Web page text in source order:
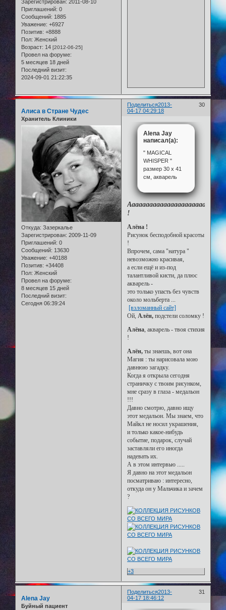
Зарегистрирован: 2011-08-10
Приглашений: 0
Сообщений: 1885
Уважение: +6927
Позитив: +8888
Пол: Женский
Возраст: 14 [2012-06-25]
Провел на форуме:
5 месяцев 18 дней
Последний визит:
2024-09-01 21:22:35
Поделиться 30
2013-
04-17 04:29:18
Алиса в Стране Чудес
Хранитель Клиники
Откуда: Зазеркалье
Зарегистрирован: 2009-11-09
Приглашений: 0
Сообщений: 13630
Уважение: +40188
Позитив: +34408
Пол: Женский
Провел на форуме:
8 месяцев 15 дней
Последний визит:
Сегодня 06:39:24
Alena Jay
написал(а):
" MAGICAL
WHISPER "
размер 30 х 41
см, акварель
!
Алёна !
Рисунок бесподобной красоты
!
Впрочем, сама "натура "
невозможно красивая,
а если ещё и из-под
талантливой кисти, да плюс
акварель -
это только упасть без чувств
около мольберта ...
[взломанный сайт]
Ой,Алён,подстели соломку !
Алёна, акварель - твоя стихия
!
Алён,ты знаешь, вот она
Магия : ты нарисовала мою
давнюю загадку.
Когда я открыла сегодня
страничку с твоим рисунком,
мне сразу в глаза - медальон
!!!
Давно смотрю, давно ищу
этот медальон. Мы знаем, что
Майкл не носил украшения,
и только какое-нибудь
событие, подарок, случай
заставляли его иногда
надевать их.
А в этом интервью .....
Я давно на этот медальон
посматриваю : интересно,
откуда он у Мальчика и зачем
?
+3
Поделиться 31
2013-
04-17 18:46:12
Alena Jay
Буйный пациент